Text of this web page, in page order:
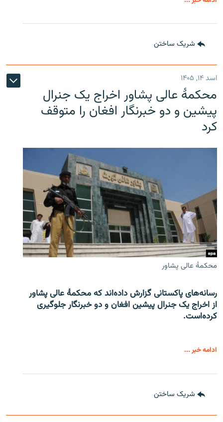
شریک ساختن
اسد ۱۴, ۱۴۰۵
محکمۀ عالی پشاور اخراج یک جنرال
پیشین و دو خبرنگار افغان را متوقف
کرد
محکمۀ عالی پشاور
رسانه‌های پاکستانی گزارش داده‌اند که محکمۀ عالی پشاور
از اخراج یک جنرال پیشین افغان و دو خبرنگار جلوگیری
کرده‌است.
ادامه خبر ...
شریک ساختن